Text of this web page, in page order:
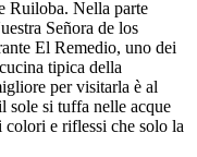
Ruiloba. Nella parte
Señora de los
El Remedio, uno dei
tipica della
per visitarla è al
sole si tuffa nelle acque
colori e riflessi che solo la